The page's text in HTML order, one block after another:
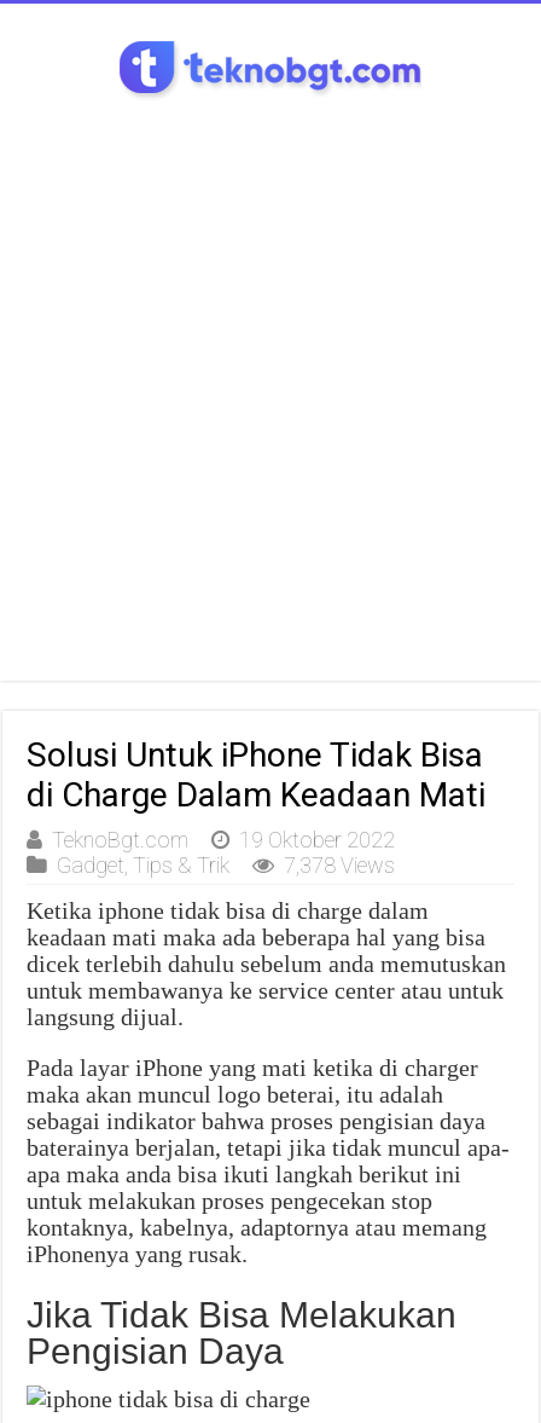
Solusi Untuk iPhone Tidak Bisa
di Charge Dalam Keadaan Mati
TeknoBgt.com
19 Oktober 2022
Gadget, Tips & Trik 7,378 Views
Ketika iphone tidak bisa di charge dalam
keadaan mati maka ada beberapa hal yang bisa
dicek terlebih dahulu sebelum anda memutuskan
untuk membawanya ke service center atau untuk
langsung dijual.
Pada layar iPhone yang mati ketika di charger
maka akan muncul logo beterai, itu adalah
sebagai indikator bahwa proses pengisian daya
baterainya berjalan, tetapi jika tidak muncul apa-
apa maka anda bisa ikuti langkah berikut ini
untuk melakukan proses pengecekan stop
kontaknya, kabelnya, adaptornya atau memang
iPhonenya yang rusak.
Jika Tidak Bisa Melakukan
Pengisian Daya